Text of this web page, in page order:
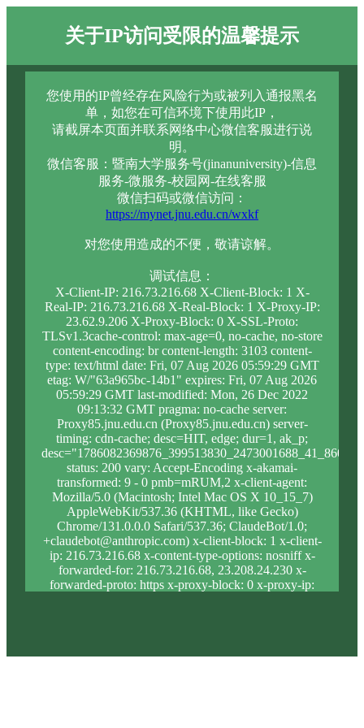
关于IP访问受限的温馨提示
您使用的IP曾经存在风险行为或被列入通报黑名
单，如您在可信环境下使用此IP，
请截屏本页面并联系网络中心微信客服进行说
明。
微信客服：暨南大学服务号(jinanuniversity)-信息
服务-微服务-校园网-在线客服
微信扫码或微信访问：
https://mynet.jnu.edu.cn/wxkf
对您使用造成的不便，敬请谅解。
调试信息：
X-Client-IP: 216.73.216.68 X-Client-Block: 1 X-
Real-IP: 216.73.216.68 X-Real-Block: 1 X-Proxy-IP:
23.62.9.206 X-Proxy-Block: 0 X-SSL-Proto:
TLSv1.3cache-control: max-age=0, no-cache, no-store
content-encoding: br content-length: 3103 content-
type: text/html date: Fri, 07 Aug 2026 05:59:29 GMT
etag: W/"63a965bc-14b1" expires: Fri, 07 Aug 2026
05:59:29 GMT last-modified: Mon, 26 Dec 2022
09:13:32 GMT pragma: no-cache server:
Proxy85.jnu.edu.cn (Proxy85.jnu.edu.cn) server-
timing: cdn-cache; desc=HIT, edge; dur=1, ak_p;
status: 200 vary: Accept-Encoding x-akamai-
transformed: 9 - 0 pmb=mRUM,2 x-client-agent:
Mozilla/5.0 (Macintosh; Intel Mac OS X 10_15_7)
AppleWebKit/537.36 (KHTML, like Gecko)
Chrome/131.0.0.0 Safari/537.36; ClaudeBot/1.0;
+claudebot@anthropic.com) x-client-block: 1 x-client-
ip: 216.73.216.68 x-content-type-options: nosniff x-
forwarded-for: 216.73.216.68, 23.208.24.230 x-
forwarded-proto: https x-proxy-block: 0 x-proxy-ip: